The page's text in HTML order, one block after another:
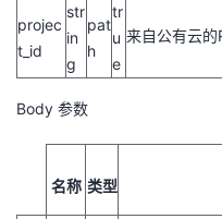
projec
t_id
str
in
g
pat
h
tr
u
e
来自公有云的
Body 参数
名称 类型